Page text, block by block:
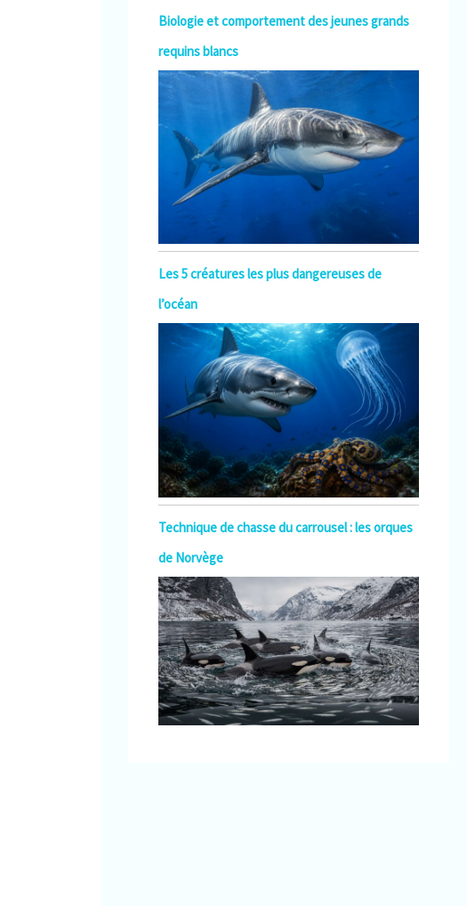
Biologie et comportement des jeunes grands
requins blancs
Les 5 créatures les plus dangereuses de
l’océan
Technique de chasse du carrousel : les orques
de Norvège